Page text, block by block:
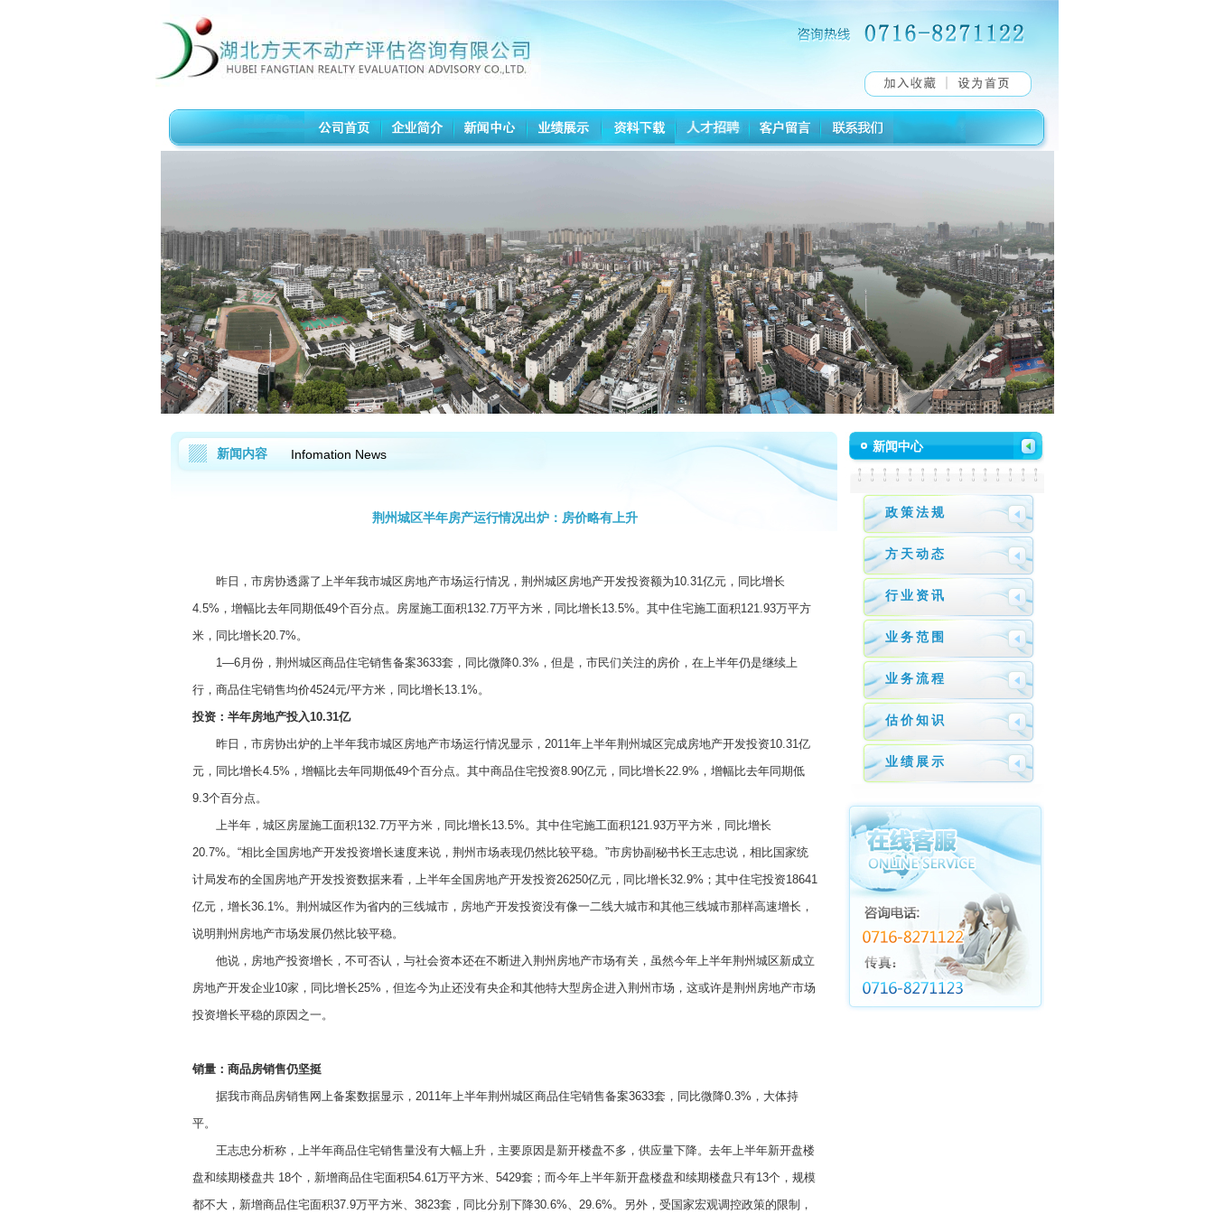
新闻内容 Infomation News
荆州城区半年房产运行情况出炉：房价略有上升
昨日，市房协透露了上半年我市城区房地产市场运行情况，荆州城区房地产开发投资额为10.31亿元，同比增长
4.5%，增幅比去年同期低49个百分点。房屋施工面积132.7万平方米，同比增长13.5%。其中住宅施工面积121.93万平方
米，同比增长20.7%。
1—6月份，荆州城区商品住宅销售备案3633套，同比微降0.3%，但是，市民们关注的房价，在上半年仍是继续上
行，商品住宅销售均价4524元/平方米，同比增长13.1%。
投资：半年房地产投入10.31亿
昨日，市房协出炉的上半年我市城区房地产市场运行情况显示，2011年上半年荆州城区完成房地产开发投资10.31亿
元，同比增长4.5%，增幅比去年同期低49个百分点。其中商品住宅投资8.90亿元，同比增长22.9%，增幅比去年同期低
9.3个百分点。
上半年，城区房屋施工面积132.7万平方米，同比增长13.5%。其中住宅施工面积121.93万平方米，同比增长
20.7%。“相比全国房地产开发投资增长速度来说，荆州市场表现仍然比较平稳。”市房协副秘书长王志忠说，相比国家统
计局发布的全国房地产开发投资数据来看，上半年全国房地产开发投资26250亿元，同比增长32.9%；其中住宅投资18641
亿元，增长36.1%。荆州城区作为省内的三线城市，房地产开发投资没有像一二线大城市和其他三线城市那样高速增长，
说明荆州房地产市场发展仍然比较平稳。
他说，房地产投资增长，不可否认，与社会资本还在不断进入荆州房地产市场有关，虽然今年上半年荆州城区新成立
房地产开发企业10家，同比增长25%，但迄今为止还没有央企和其他特大型房企进入荆州市场，这或许是荆州房地产市场
投资增长平稳的原因之一。
销量：商品房销售仍坚挺
据我市商品房销售网上备案数据显示，2011年上半年荆州城区商品住宅销售备案3633套，同比微降0.3%，大体持
平。
王志忠分析称，上半年商品住宅销售量没有大幅上升，主要原因是新开楼盘不多，供应量下降。去年上半年新开盘楼
盘和续期楼盘共 18个，新增商品住宅面积54.61万平方米、5429套；而今年上半年新开盘楼盘和续期楼盘只有13个，规模
都不大，新增商品住宅面积37.9万平方米、3823套，同比分别下降30.6%、29.6%。另外，受国家宏观调控政策的限制，
新闻中心
政策法规
方天动态
行业资讯
业务范围
业务流程
估价知识
业绩展示